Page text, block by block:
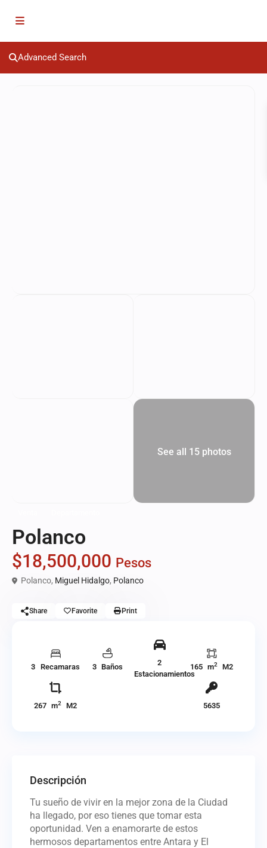
Advanced Search
See all 15 photos
Polanco
$18,500,000 Pesos
Polanco, Miguel Hidalgo, Polanco
Share Favorite Print
3 Recamaras 3 Baños
2
Estacionamientos
165 m2M2
267 m2 M2 5635
Descripción
Tu sueño de vivir en la mejor zona de la Ciudad
ha llegado, por eso tienes que tomar esta
oportunidad. Ven a enamorarte de estos
hermosos departamentos entre Antara y El